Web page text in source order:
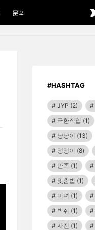
문의
#HASHTAG
JYP (2)
극한직업 (1)
냥냥이 (13)
댕댕이 (8)
만족 (1)
맞춤법 (1)
미녀 (1)
박쥐 (1)
사진 (1)